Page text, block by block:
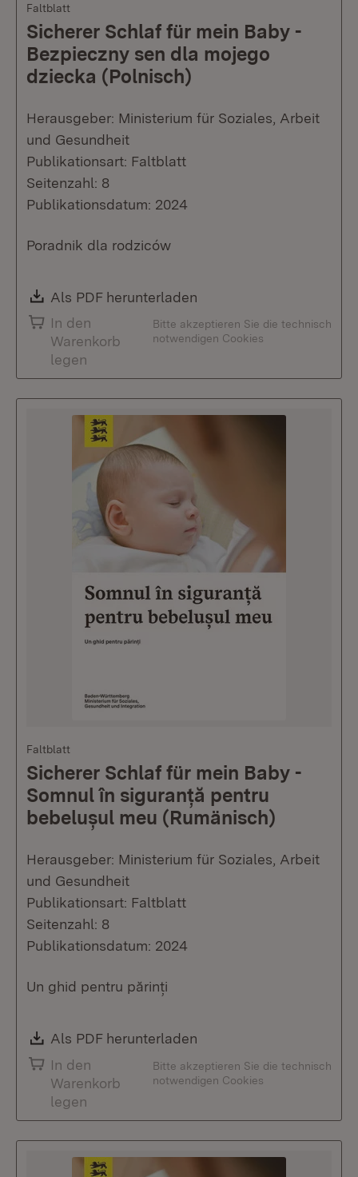
Faltblatt
Sicherer Schlaf für mein Baby -
Bezpieczny sen dla mojego
dziecka (Polnisch)
Herausgeber: Ministerium für Soziales, Arbeit
und Gesundheit
Publikationsart: Faltblatt
Seitenzahl: 8
Publikationsdatum: 2024
Poradnik dla rodziców
Download:
Als PDF herunterladen
In den
Warenkorb
legen
Bitte akzeptieren Sie die technisch
notwendigen Cookies
Faltblatt
Sicherer Schlaf für mein Baby -
Somnul în siguranță pentru
bebelușul meu (Rumänisch)
Herausgeber: Ministerium für Soziales, Arbeit
und Gesundheit
Publikationsart: Faltblatt
Seitenzahl: 8
Publikationsdatum: 2024
Un ghid pentru părinți
Download:
Als PDF herunterladen
In den
Warenkorb
legen
Bitte akzeptieren Sie die technisch
notwendigen Cookies